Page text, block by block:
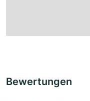
Bewertungen